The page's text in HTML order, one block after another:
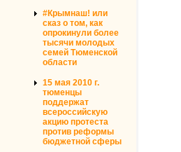
#Крымнаш! или
сказ о том, как
опрокинули более
тысячи молодых
семей Тюменской
области
15 мая 2010 г.
тюменцы
поддержат
всероссийскую
акцию протеста
против реформы
бюджетной сферы